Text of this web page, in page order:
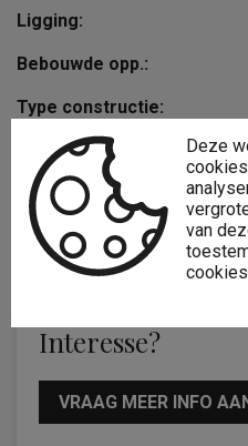
Ligging:
Bebouwde opp.:
Type constructie:
Bouwjaar:
Op verdieping:
Algemene staat:
Interesse?
VRAAG MEER INFO
Deze
van